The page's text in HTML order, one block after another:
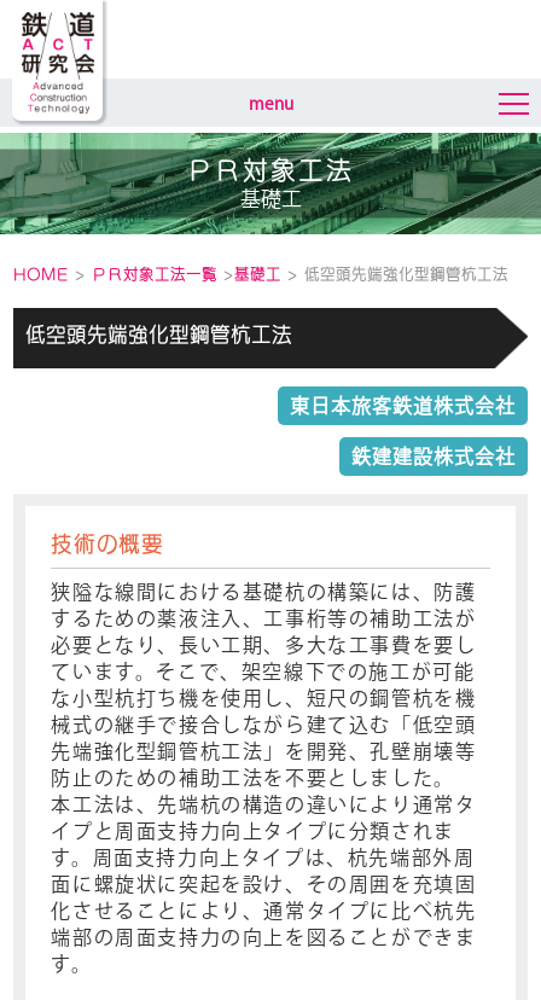
menu
ＰＲ対象工法
基礎工
HOME > ＰＲ対象工法一覧 >基礎工 > 低空頭先端強化型鋼管杭工法
低空頭先端強化型鋼管杭工法
東日本旅客鉄道株式会社
鉄建建設株式会社
技術の概要
狭隘な線間における基礎杭の構築には、防護
するための薬液注入、工事桁等の補助工法が
必要となり、長い工期、多大な工事費を要し
ています。そこで、架空線下での施工が可能
な小型杭打ち機を使用し、短尺の鋼管杭を機
械式の継手で接合しながら建て込む「低空頭
先端強化型鋼管杭工法」を開発、孔壁崩壊等
防止のための補助工法を不要としました。
本工法は、先端杭の構造の違いにより通常タ
イプと周面支持力向上タイプに分類されま
す。周面支持力向上タイプは、杭先端部外周
面に螺旋状に突起を設け、その周囲を充填固
化させることにより、通常タイプに比べ杭先
端部の周面支持力の向上を図ることができま
す。